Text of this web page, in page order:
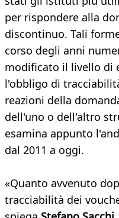
per rispondere alla
discontinuo. Tali
corso degli anni
modificato il livello di
l'obbligo di
reazioni della
dell'uno o dell'altro
esamina appunto
dal 2011 a oggi.
«Quanto avvenuto
tracciabilità dei